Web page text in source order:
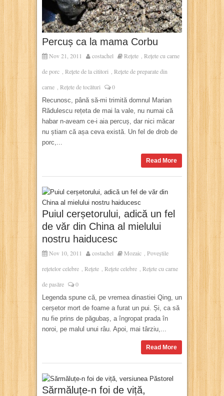
Percuș ca la mama Corbu
Nov 21, 2011 costachel Rețete
Rețete cu carne
de porc
Rețete de la cititori
Rețete de preparate din
carne
Rețete de tocături 0
Recunosc, până să-mi trimită domnul Marian
Rădulescu rețeta de mai la vale, nu numai că
habar n-aveam ce-i aia percuș, dar nici măcar
nu știam că așa ceva există. Un fel de drob de
porc,...
Read More
Puiul cerșetorului, adică un fel
de văr din China al mielului
nostru haiducesc
Nov 10, 2011 costachel Mozaic
Poveștile
rețetelor celebre
Rețete Rețete celebre
Rețete cu carne
de pasăre
0
Legenda spune că, pe vremea dinastiei Qing, un
cerșetor mort de foame a furat un pui. Și, ca să
nu fie prins de păgubaș, a îngropat prada în
noroi, pe malul unui râu. Apoi, mai târziu,...
Read More
Sărmăluțe-n foi de viță,